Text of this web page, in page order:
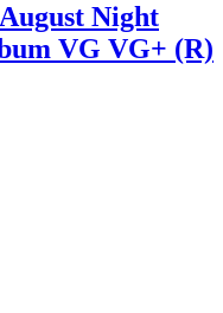
Night
Disc vinil 2 x LP, Album VG VG+ (R)